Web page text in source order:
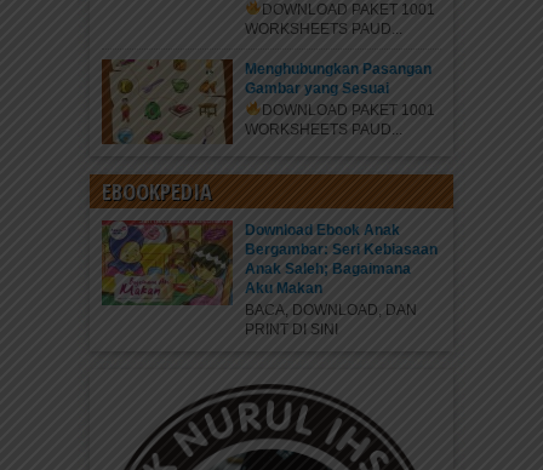
DOWNLOAD PAKET 1001
WORKSHEETS PAUD...
Menghubungkan Pasangan
Gambar yang Sesuai
DOWNLOAD PAKET 1001
WORKSHEETS PAUD...
EBOOKPEDIA
Download Ebook Anak
Bergambar: Seri Kebiasaan
Anak Saleh; Bagaimana
Aku Makan
BACA, DOWNLOAD, DAN
PRINT DI SINI